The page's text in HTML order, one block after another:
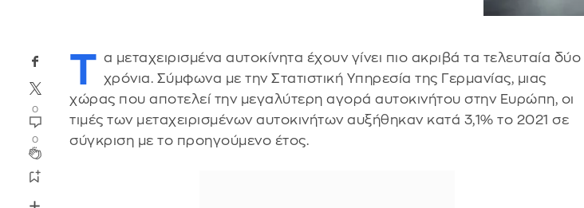
0
0
Τ α μεταχειρισμένα αυτοκίνητα έχουν γίνει πιο ακριβά τα τελευταία δύο
χρόνια. Σύμφωνα με την Στατιστική Υπηρεσία της Γερμανίας, μιας
χώρας που αποτελεί την μεγαλύτερη αγορά αυτοκινήτου στην Ευρώπη, οι
τιμές των μεταχειρισμένων αυτοκινήτων αυξήθηκαν κατά 3,1% το 2021 σε
σύγκριση με το προηγούμενο έτος.